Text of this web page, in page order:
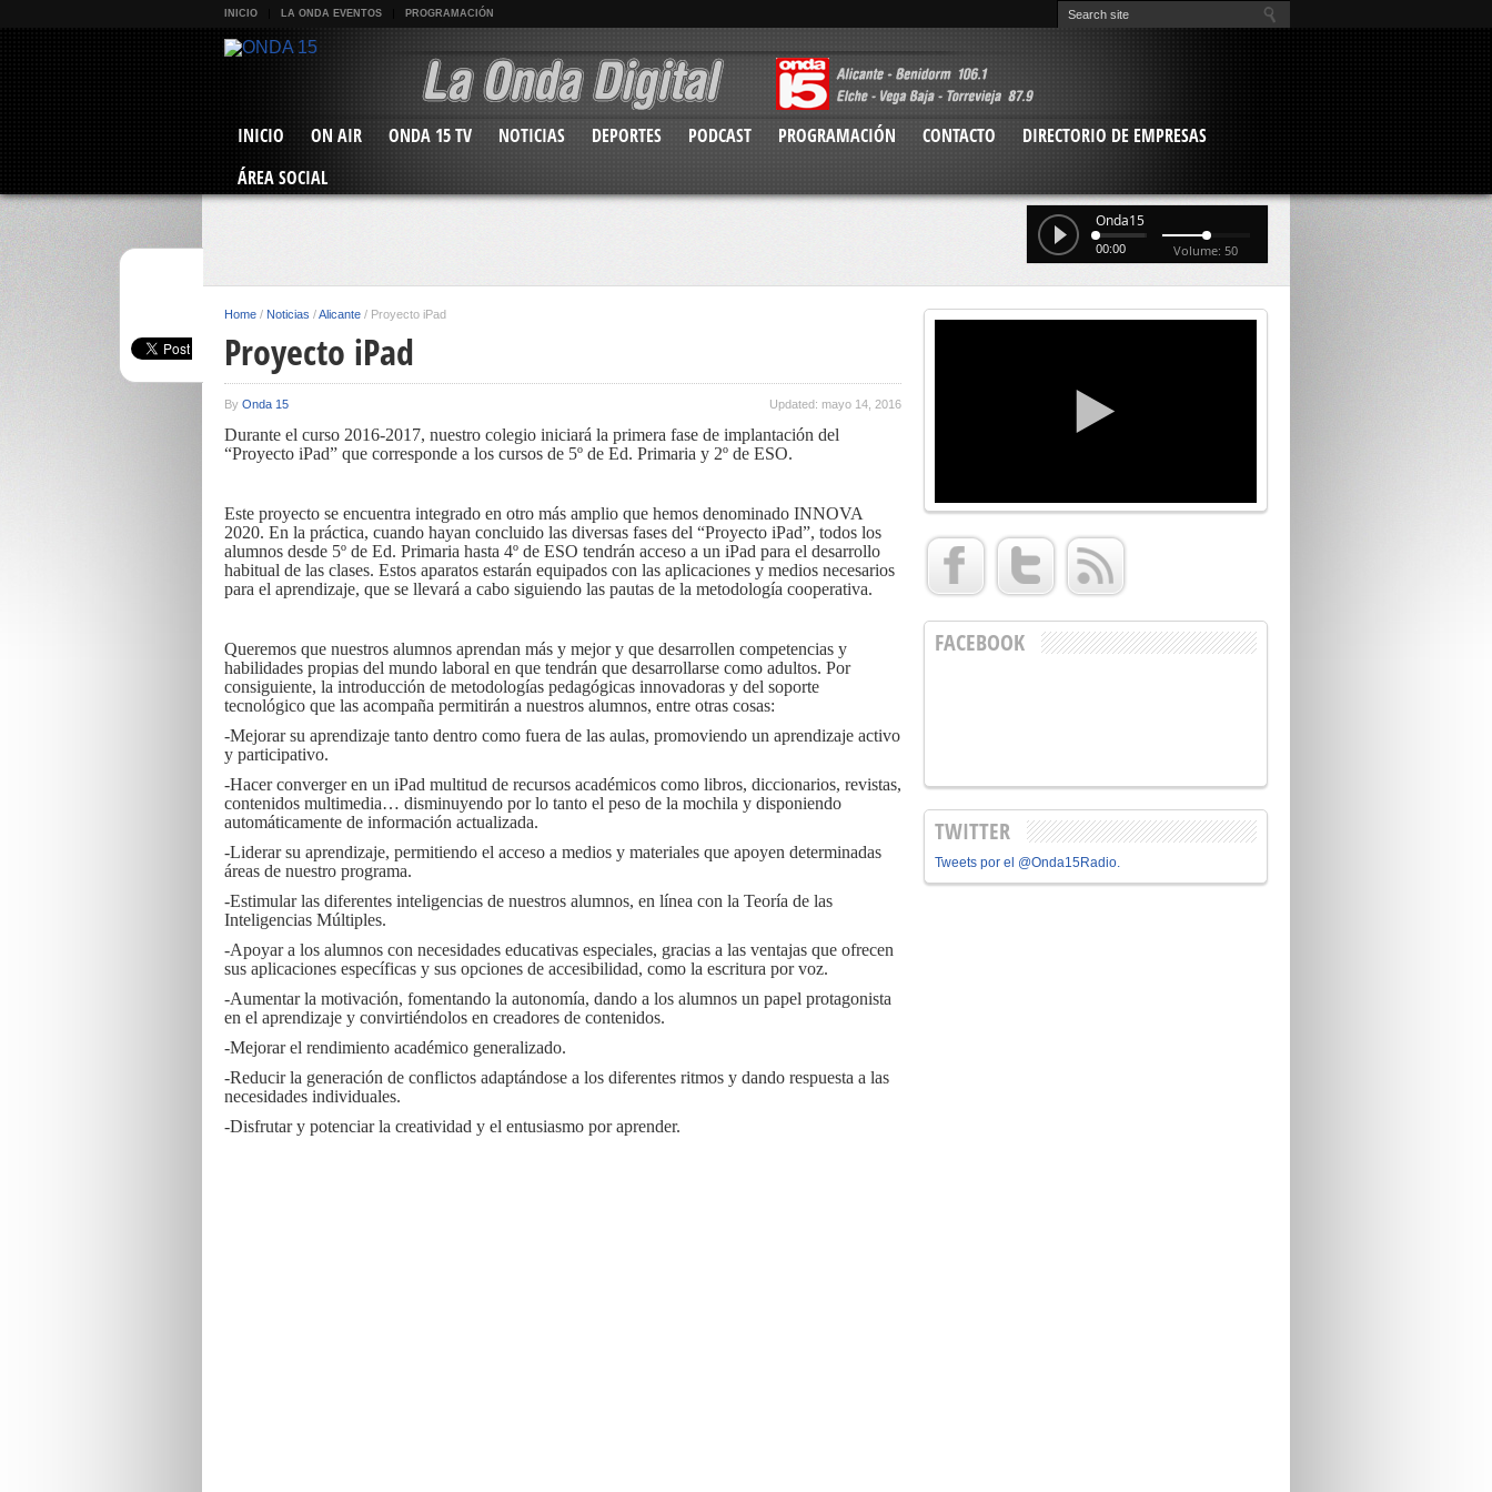
INICIO LA ONDA EVENTOS PROGRAMACIÓN
INICIO ON AIR ONDA 15 TV NOTICIAS DEPORTES PODCAST PROGRAMACIÓN CONTACTO
DIRECTORIO DE EMPRESAS
ÁREA SOCIAL
Onda15
00:00 Volume: 50
Home / Noticias /Alicante / Proyecto iPad
Proyecto iPad
By Onda 15 Updated: mayo 14, 2016
Durante el curso 2016-2017, nuestro colegio iniciará la primera fase de implantación del
“Proyecto iPad” que corresponde a los cursos de 5º de Ed. Primaria y 2º de ESO.
Este proyecto se encuentra integrado en otro más amplio que hemos denominado INNOVA
2020. En la práctica, cuando hayan concluido las diversas fases del “Proyecto iPad”, todos los
alumnos desde 5º de Ed. Primaria hasta 4º de ESO tendrán acceso a un iPad para el desarrollo
habitual de las clases. Estos aparatos estarán equipados con las aplicaciones y medios necesarios
para el aprendizaje, que se llevará a cabo siguiendo las pautas de la metodología cooperativa.
Queremos que nuestros alumnos aprendan más y mejor y que desarrollen competencias y
habilidades propias del mundo laboral en que tendrán que desarrollarse como adultos. Por
consiguiente, la introducción de metodologías pedagógicas innovadoras y del soporte
tecnológico que las acompaña permitirán a nuestros alumnos, entre otras cosas:
-Mejorar su aprendizaje tanto dentro como fuera de las aulas, promoviendo un aprendizaje activo
y participativo.
-Hacer converger en un iPad multitud de recursos académicos como libros, diccionarios, revistas,
contenidos multimedia… disminuyendo por lo tanto el peso de la mochila y disponiendo
automáticamente de información actualizada.
-Liderar su aprendizaje, permitiendo el acceso a medios y materiales que apoyen determinadas
áreas de nuestro programa.
-Estimular las diferentes inteligencias de nuestros alumnos, en línea con la Teoría de las
Inteligencias Múltiples.
-Apoyar a los alumnos con necesidades educativas especiales, gracias a las ventajas que ofrecen
sus aplicaciones específicas y sus opciones de accesibilidad, como la escritura por voz.
-Aumentar la motivación, fomentando la autonomía, dando a los alumnos un papel protagonista
en el aprendizaje y convirtiéndolos en creadores de contenidos.
-Mejorar el rendimiento académico generalizado.
-Reducir la generación de conflictos adaptándose a los diferentes ritmos y dando respuesta a las
necesidades individuales.
-Disfrutar y potenciar la creatividad y el entusiasmo por aprender.
FACEBOOK
TWITTER
Tweets por el @Onda15Radio.